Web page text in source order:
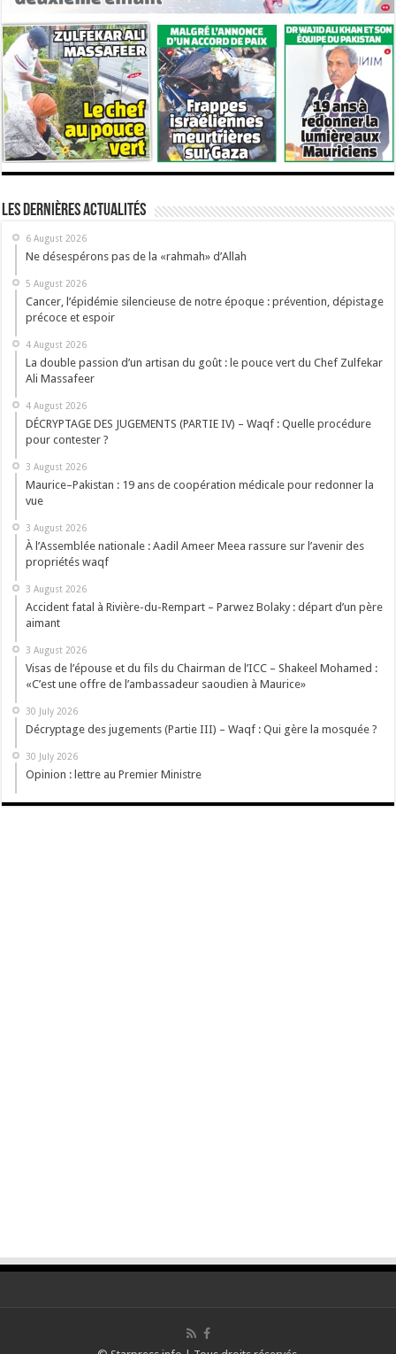
Les dernières actualités
6 August 2026
Ne désespérons pas de la «rahmah» d’Allah
5 August 2026
Cancer, l’épidémie silencieuse de notre époque : prévention, dépistage
précoce et espoir
4 August 2026
La double passion d’un artisan du goût : le pouce vert du Chef Zulfekar
Ali Massafeer
4 August 2026
DÉCRYPTAGE DES JUGEMENTS (PARTIE IV) – Waqf : Quelle procédure
pour contester ?
3 August 2026
Maurice–Pakistan : 19 ans de coopération médicale pour redonner la
vue
3 August 2026
À l’Assemblée nationale : Aadil Ameer Meea rassure sur l’avenir des
propriétés waqf
3 August 2026
Accident fatal à Rivière-du-Rempart – Parwez Bolaky : départ d’un père
aimant
3 August 2026
Visas de l’épouse et du fils du Chairman de l’ICC – Shakeel Mohamed :
«C’est une offre de l’ambassadeur saoudien à Maurice»
30 July 2026
Décryptage des jugements (Partie III) – Waqf : Qui gère la mosquée ?
30 July 2026
Opinion : lettre au Premier Ministre